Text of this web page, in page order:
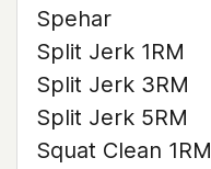
Spehar
Split Jerk 1RM
Split Jerk 3RM
Split Jerk 5RM
Squat Clean 1RM